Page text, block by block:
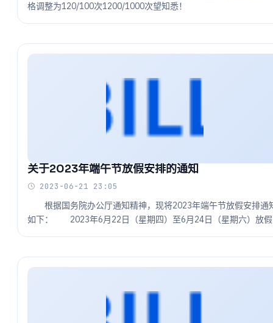
格调整为120/100次1200/1000次望知悉！
关于2023年端午节放假安排的通知
2023-06-21 23:05
根据国务院办公厅通知精神，现将2023年端午节放假安排通
如下： 2023年6月22日（星期四）至6月24日（星期六）放